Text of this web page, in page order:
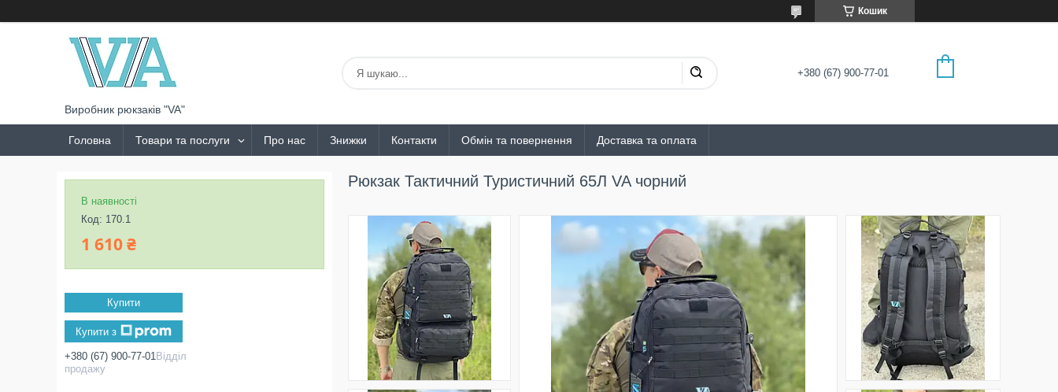
Кошик
Виробник рюкзаків "VA"
+380 (67) 900-77-01
Головна Товари та послуги Про нас Знижки Контакти Обмін та повернення Доставка та оплата
Рюкзак Тактичний Туристичний 65Л VA чорний
В наявності
Код: 170.1
1 610 ₴
Купити
Купити з
+380 (67) 900-77-01Відділ
продажу